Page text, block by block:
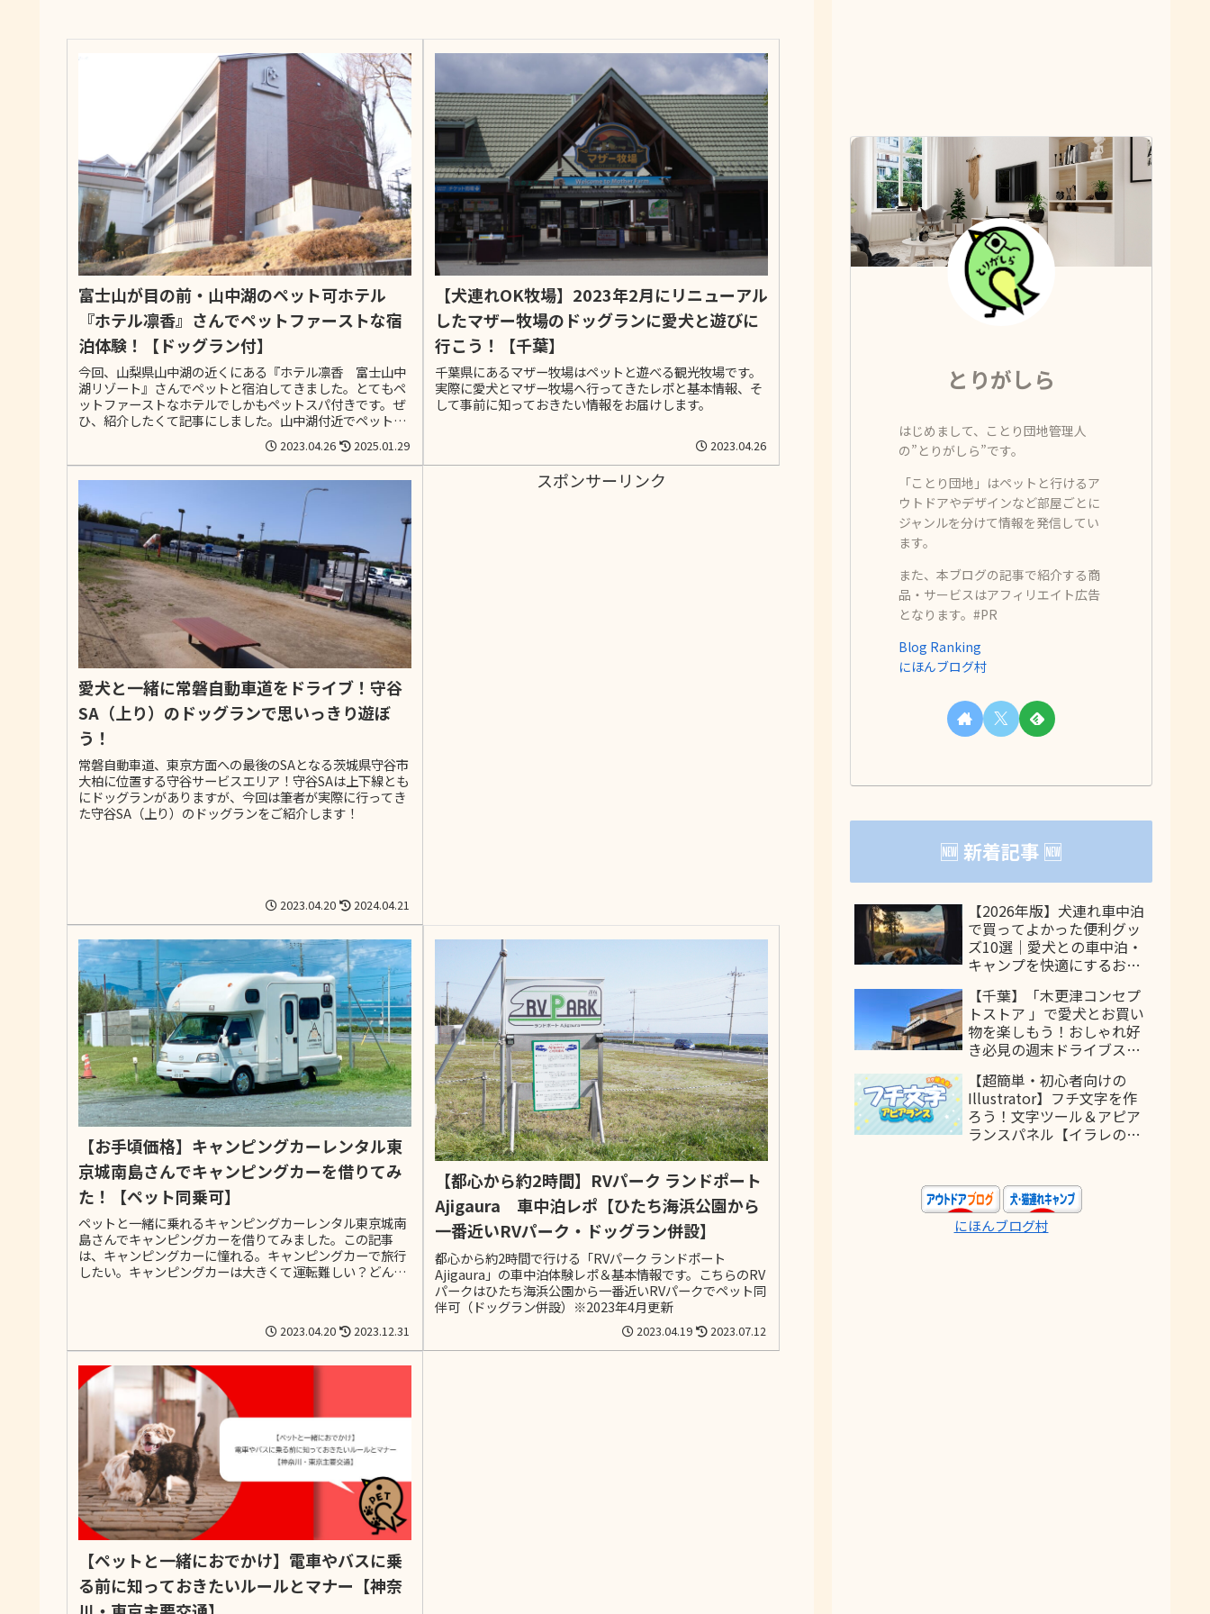
富士山が目の前・山中湖のペット可ホテル
『ホテル凛香』さんでペットファーストな宿
泊体験！【ドッグラン付】
今回、山梨県山中湖の近くにある『ホテル凛香 富士山中
湖リゾート』さんでペットと宿泊してきました。とてもペ
ットファーストなホテルでしかもペットスパ付きです。ぜ
ひ、紹介したくて記事にしました。山中湖付近でペットと
宿泊できるホテルをお探しの方にオススメです。
2023.04.26 2025.01.29
【犬連れOK牧場】2023年2月にリニューアル
したマザー牧場のドッグランに愛犬と遊びに
行こう！【千葉】
千葉県にあるマザー牧場はペットと遊べる観光牧場です。
実際に愛犬とマザー牧場へ行ってきたレポと基本情報、そ
して事前に知っておきたい情報をお届けします。
2023.04.26
愛犬と一緒に常磐自動車道をドライブ！守谷
SA（上り）のドッグランで思いっきり遊ぼ
う！
常磐自動車道、東京方面への最後のSAとなる茨城県守谷市
大柏に位置する守谷サービスエリア！守谷SAは上下線とも
にドッグランがありますが、今回は筆者が実際に行ってき
た守谷SA（上り）のドッグランをご紹介します！
2023.04.20 2024.04.21
スポンサーリンク
【お手頃価格】キャンピングカーレンタル東
京城南島さんでキャンピングカーを借りてみ
た！【ペット同乗可】
ペットと一緒に乗れるキャンピングカーレンタル東京城南
島さんでキャンピングカーを借りてみました。この記事
は、キャンピングカーに憧れる。キャンピングカーで旅行
したい。キャンピングカーは大きくて運転難しい？どんな
2023.04.20 2023.12.31
【都心から約2時間】RVパーク ランドポート
Ajigaura 車中泊レポ【ひたち海浜公園から
一番近いRVパーク・ドッグラン併設】
都心から約2時間で行ける「RVパーク ランドポート
Ajigaura」の車中泊体験レポ＆基本情報です。こちらのRV
パークはひたち海浜公園から一番近いRVパークでペット同
伴可（ドッグラン併設）※2023年4月更新
2023.04.19 2023.07.12
【ペットと一緒におでかけ】電車やバスに乗
る前に知っておきたいルールとマナー【神奈
とりがしら
はじめまして、ことり団地管理人
の”とりがしら”です。
「ことり団地」はペットと行けるア
ウトドアやデザインなど部屋ごとに
ジャンルを分けて情報を発信してい
ます。
また、本ブログの記事で紹介する商
品・サービスはアフィリエイト広告
となります。#PR
Blog Ranking
にほんブログ村
🆕 新着記事 🆕
【2026年版】犬連れ車中泊
で買ってよかった便利グッ
ズ10選｜愛犬との車中泊・
キャンプを快適にするおす
【千葉】「木更津コンセプ
トストア 」で愛犬とお買い
物を楽しもう！おしゃれ好
き必見の週末ドライブスポ
【超簡単・初心者向けの
Illustrator】フチ文字を作
ろう！文字ツール＆アピア
ランスパネル【イラレの使
にほんブログ村